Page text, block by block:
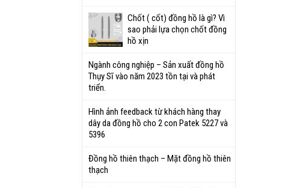
Chốt ( cốt) đồng hồ là gì? Vì
sao phải lựa chọn chốt đồng
hồ xịn
Ngành công nghiệp – Sản xuất đồng hồ
Thụy Sĩ vào năm 2023 tồn tại và phát
triển.
Hình ảnh feedback từ khách hàng thay
dây da đồng hồ cho 2 con Patek 5227 và
5396
Đồng hồ thiên thạch – Mặt đồng hồ thiên
thạch